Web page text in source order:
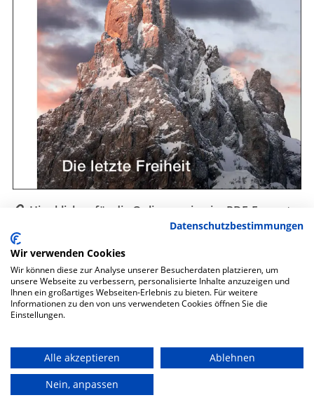
Datenschutzbestimmungen
Wir verwenden Cookies
Wir können diese zur Analyse unserer Besucherdaten platzieren, um
unsere Webseite zu verbessern, personalisierte Inhalte anzuzeigen und
Ihnen ein großartiges Webseiten-Erlebnis zu bieten. Für weitere
Informationen zu den von uns verwendeten Cookies öffnen Sie die
Einstellungen.
Alle akzeptieren
Ablehnen
Nein, anpassen
Hier klicken für die Onlineversion im PDF-Format
Auch als gedruckte Zeitschrift erhältlich.
Datenschutz
Cookie-Einstellungen